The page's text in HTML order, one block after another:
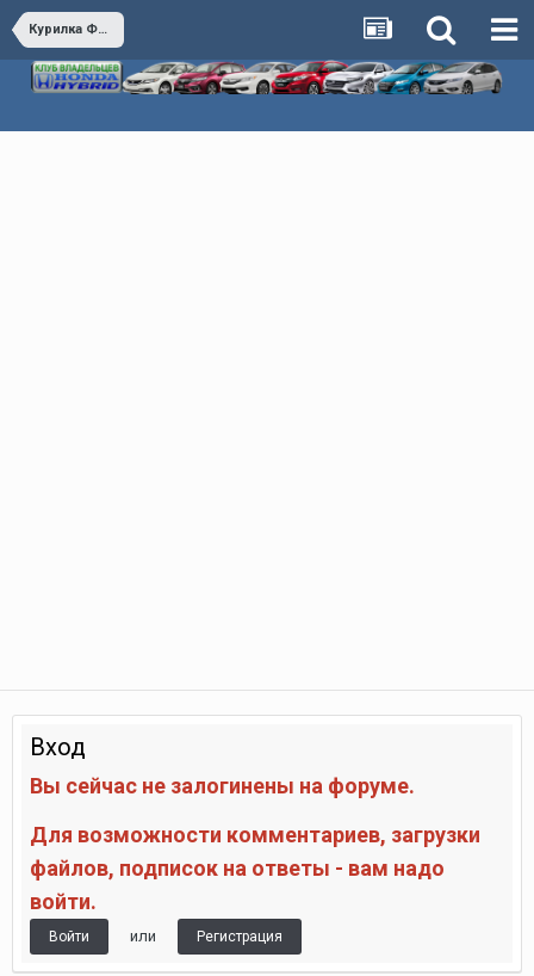
Курилка Флудилка
Вход
Вы сейчас не залогинены на форуме.
Для возможности комментариев, загрузки
файлов, подписок на ответы - вам надо
войти.
Войти или Регистрация